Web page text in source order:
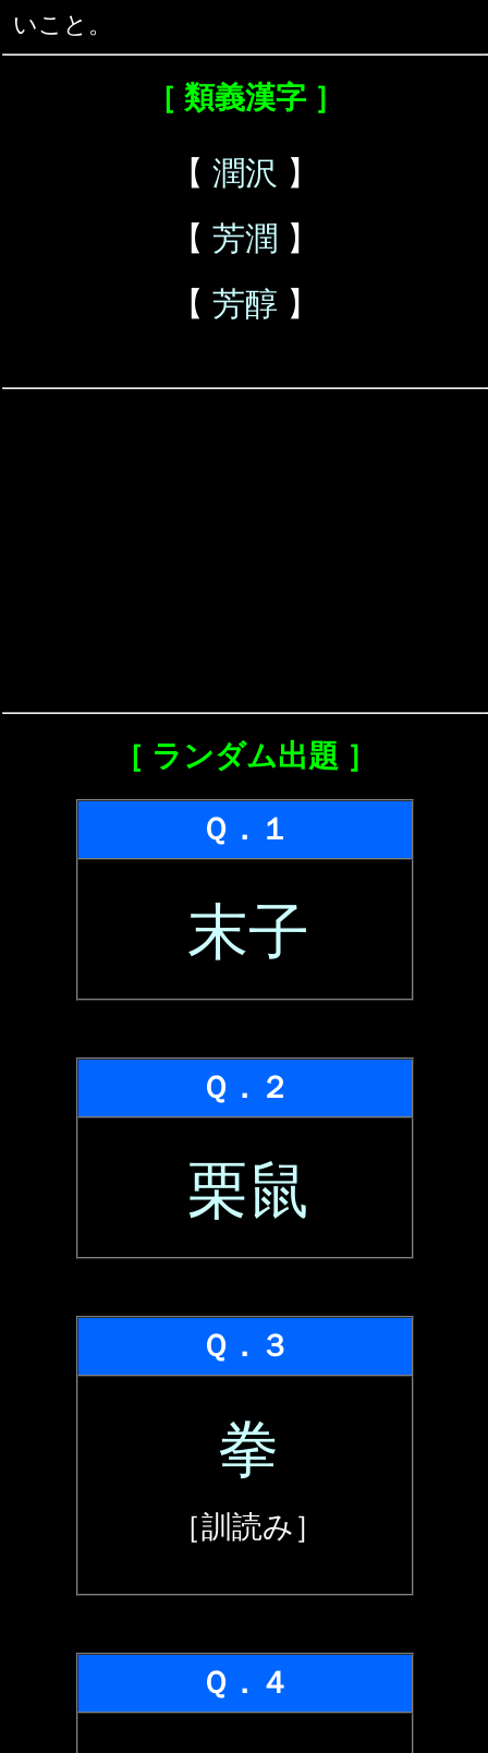
いこと。
［ 類義漢字 ］
【 潤沢 】
【 芳潤 】
【 芳醇 】
［ ランダム出題 ］
Ｑ．１
末子
Ｑ．２
栗鼠
Ｑ．３
拳
［訓読み］
Ｑ．４